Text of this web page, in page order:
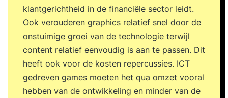
impact in plaats van urgentie. Regie nemen over
je agenda, taken en verwachtingen. Formuleren
van persoonlijke leerdoelen en actiepunten voor
de komende periode. 17:00 uur Einde training
Dag 2 09:30 uur Start training Terugkoppeling op
de tussenliggende periode en behaalde
resultaten. Afrekenen met tijdverspillers,
klantgerichtheid in de financiële sector leidt.
Ook verouderen graphics relatief snel door de
onstuimige groei van de technologie terwijl
content relatief eenvoudig is aan te passen. Dit
heeft ook voor de kosten repercussies. ICT
gedreven games moeten het qua omzet vooral
hebben van de ontwikkeling en minder van de